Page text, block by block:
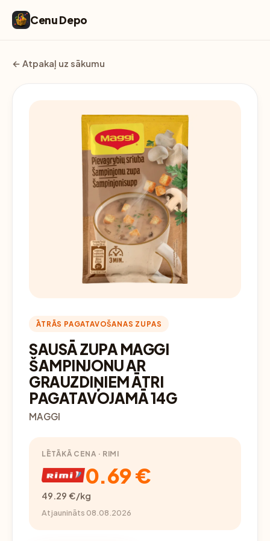
Cenu Depo
← Atpakaļ uz sākumu
ĀTRĀS PAGATAVOŠANAS ZUPAS
SAUSĀ ZUPA MAGGI
ŠAMPINJONU AR
GRAUZDIŅIEM ĀTRI
PAGATAVOJAMĀ 14G
MAGGI
LĒTĀKĀ CENA · RIMI
0.69 €
49.29 €/kg
Atjaunināts 08.08.2026